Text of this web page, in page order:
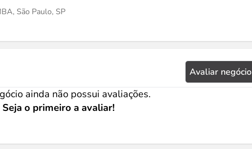
São Paulo, SP
Avaliar negócio
ainda não possui avaliações.
Seja o primeiro a avaliar!